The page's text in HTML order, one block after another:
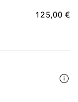
125,00 €